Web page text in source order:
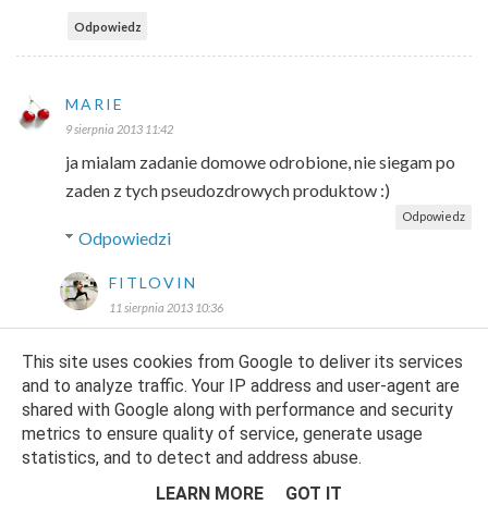
Odpowiedz
MARIE
9 sierpnia 2013 11:42
ja mialam zadanie domowe odrobione, nie siegam po
zaden z tych pseudozdrowych produktow :)
Odpowiedz
Odpowiedzi
FITLOVIN
11 sierpnia 2013 10:36
"uświadomione" czytelniczki :D:D
Odpowiedz
UNKNOWN
This site uses cookies from Google to deliver its services
and to analyze traffic. Your IP address and user-agent are
shared with Google along with performance and security
metrics to ensure quality of service, generate usage
statistics, and to detect and address abuse.
LEARN MORE
GOT IT